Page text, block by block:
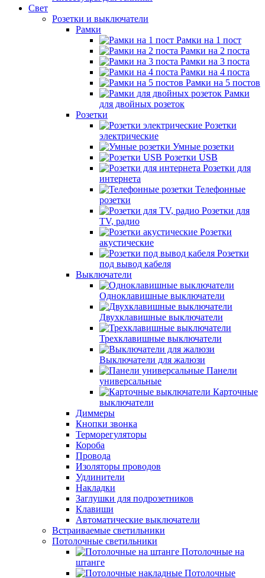
Свет
Розетки и выключатели
Рамки
Рамки на 1 пост
Рамки на 2 поста
Рамки на 3 поста
Рамки на 4 поста
Рамки на 5 постов
Рамки
для двойных розеток
Розетки
Розетки
электрические
Умные розетки
Розетки USB
Розетки для
интернета
Телефонные
розетки
Розетки для
TV, радио
Розетки
акустические
Розетки
под вывод кабеля
Выключатели
Одноклавишные выключатели
Двухклавишные выключатели
Трехклавишные выключатели
Выключатели для жалюзи
Панели
универсальные
Карточные
выключатели
Диммеры
Кнопки звонка
Терморегуляторы
Короба
Провода
Изоляторы проводов
Удлинители
Накладки
Заглушки для подрозетников
Клавиши
Автоматические выключатели
Встраиваемые светильники
Потолочные светильники
Потолочные на
штанге
Потолочные